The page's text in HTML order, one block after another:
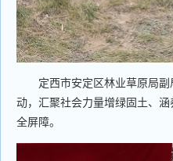
定西市安定区林业草原局副
动，汇聚社会力量增绿固土、
全屏障。